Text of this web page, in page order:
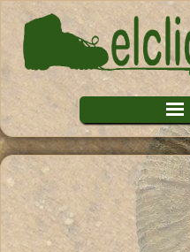
Pasar al contenido principal